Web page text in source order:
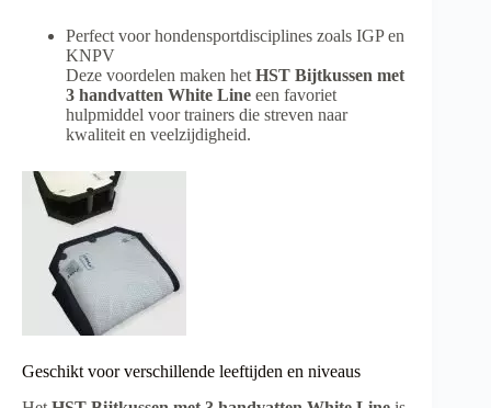
Perfect voor hondensportdisciplines zoals IGP en
KNPV
Deze voordelen maken het HST Bijtkussen met
3 handvatten White Line een favoriet
hulpmiddel voor trainers die streven naar
kwaliteit en veelzijdigheid.
Geschikt voor verschillende leeftijden en niveaus